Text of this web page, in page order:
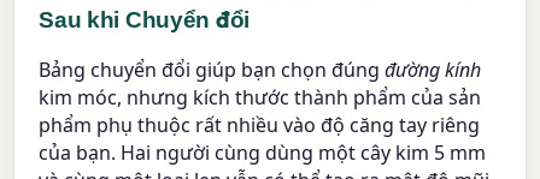
Sau khi Chuyển đổi
Bảng chuyển đổi giúp bạn chọn đúngđường kính
kim móc, nhưng kích thước thành phẩm của sản
phẩm phụ thuộc rất nhiều vào độ căng tay riêng
của bạn. Hai người cùng dùng một cây kim 5 mm